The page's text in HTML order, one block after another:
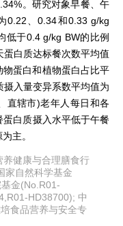
。研究对象早餐、午
0.22、0.34和0.33 g/kg
低于0.4 g/kg BW的比例
白质达标餐次数平均值
蛋白和植物蛋白占比平
入量变异系数平均值为
直辖市)老年人每日和各
白质摄入水平低于午餐
主。
健康与合理膳食行
家自然科学基金
金(No.R01-
HD38700); 中
食品营养与安全专